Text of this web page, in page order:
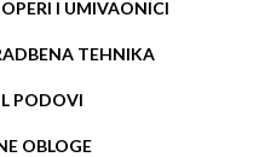
I UMIVAONICI
TEHNIKA
PODOVI
OBLOGE